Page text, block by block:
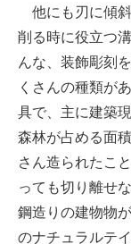
他にも刃に傾
削る時に役立つ
んな、装飾彫刻
くさんの種類が
具で、主に建築
森林が占める面
さん造られたこ
っても切り離せ
鋼造りの建物物
のナチュラルテ